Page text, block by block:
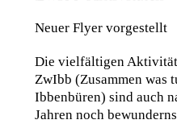
Neuer Flyer vorgestellt
Die vielfältigen
ZwIbb (Zusammen was
Ibbenbüren) sind auch
Jahren noch